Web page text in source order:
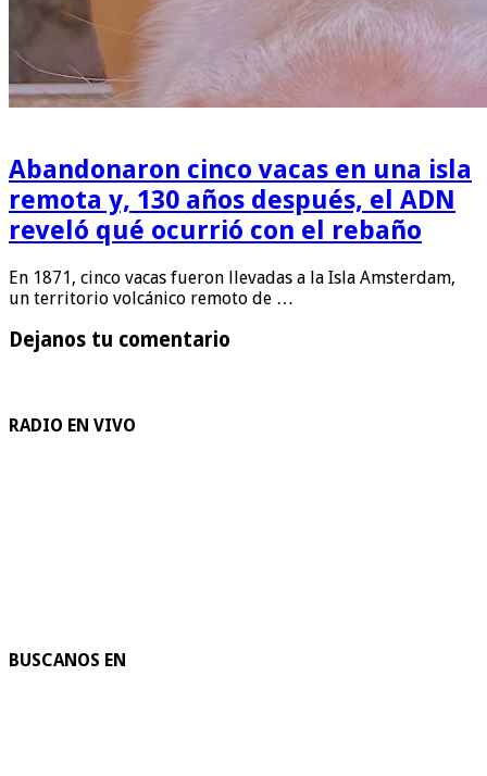
Abandonaron cinco vacas en una isla
remota y, 130 años después, el ADN
reveló qué ocurrió con el rebaño
En 1871, cinco vacas fueron llevadas a la Isla Amsterdam,
un territorio volcánico remoto de …
Dejanos tu comentario
RADIO EN VIVO
BUSCANOS EN